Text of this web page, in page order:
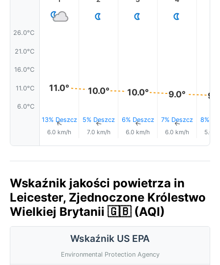
26.0°C
21.0°C
16.0°C
11.0°C
6.0°C
11.0°
13% Deszcz
↑
6.0 km/h
10.0°
5% Deszcz
↑
7.0 km/h
10.0°
6% Deszcz
↑
6.0 km/h
9.0°
7% Deszcz
↑
6.0 km/h
8%
5.0
Wskaźnik jakości powietrza in
Leicester, Zjednoczone Królestwo
Wielkiej Brytanii 🇬🇧 (AQI)
Wskaźnik US EPA
Environmental Protection Agency